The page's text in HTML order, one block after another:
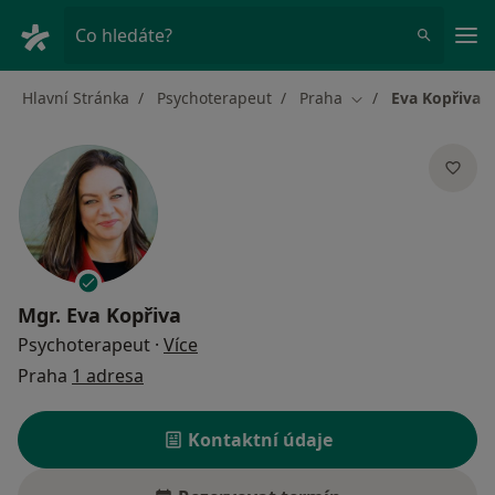
Co hledáte?
Hlavní Stránka Psychoterapeut Praha Změna města
Eva Kopřiva
Mgr. Eva Kopřiva
Psychoterapeut · Více
Praha 1 adresa
Kontaktní údaje